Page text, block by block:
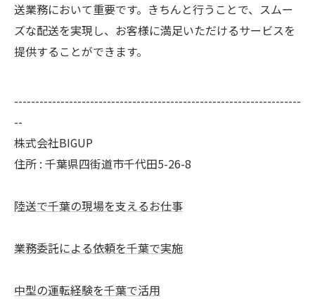
送業務において重要です。きちんと行うことで、スムー
ズな配送を実現し、お客様に満足いただけるサービスを
提供することができます。
--------------------------------------------------------------------
--
株式会社BIGUP
住所 : 千葉県四街道市千代田5-26-8
陸送で千葉の現場を支えるお仕事
業務委託による依頼を千葉で実施
中型の運転経験を千葉で活用